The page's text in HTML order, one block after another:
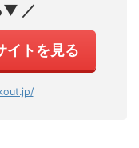
▼ ／
イトを見る